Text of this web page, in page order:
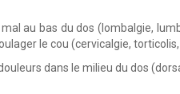
au bas du dos (lombalgie,
le cou (cervicalgie,
dans le milieu du dos